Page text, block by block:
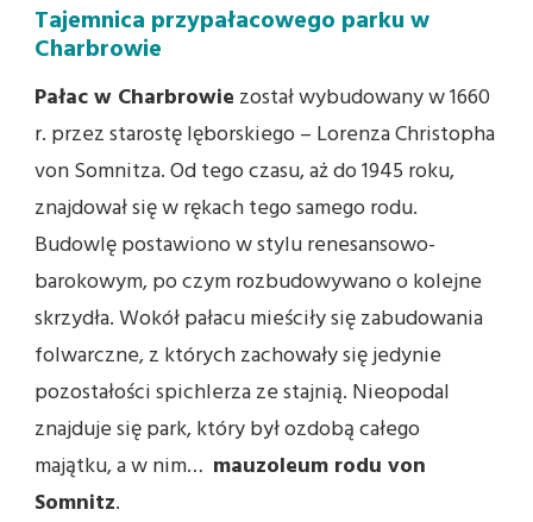
Tajemnica przypałacowego parku w
Charbrowie
Pałac w Charbrowie został wybudowany w 1660
r. przez starostę lęborskiego – Lorenza Christopha
von Somnitza. Od tego czasu, aż do 1945 roku,
znajdował się w rękach tego samego rodu.
Budowlę postawiono w stylu renesansowo-
barokowym, po czym rozbudowywano o kolejne
skrzydła. Wokół pałacu mieściły się zabudowania
folwarczne, z których zachowały się jedynie
pozostałości spichlerza ze stajnią. Nieopodal
znajduje się park, który był ozdobą całego
majątku, a w nim… mauzoleum rodu von
Somnitz.